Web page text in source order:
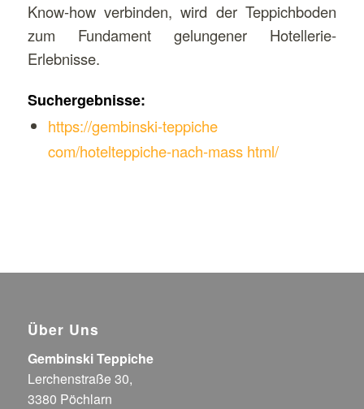
Know-how verbinden, wird der Teppichboden
zum Fundament gelungener Hotellerie-
Erlebnisse.
Suchergebnisse:
https://gembinski-teppiche
com/hotelteppiche-nach-mass html/
Über Uns
Gembinski Teppiche
Lerchenstraße 30,
3380 Pöchlarn